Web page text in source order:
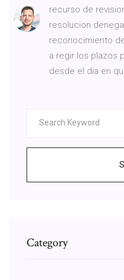
recurso de
resolucion
reconocimiento
a regir los plazos
desde el dia en
Category